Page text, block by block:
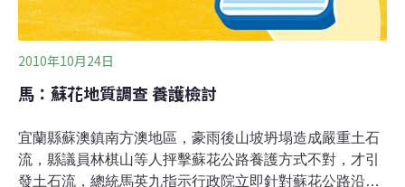
2010年10月24日
馬：蘇花地質調查 養護檢討
宜蘭縣蘇澳鎮南方澳地區，豪雨後山坡坍塌造成嚴重土石
流，縣議員林棋山等人抨擊蘇花公路養護方式不對，才引
發土石流，總統馬英九指示行政院立即針對蘇花公路沿線